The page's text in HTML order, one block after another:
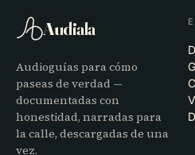
Audiala
Audioguías para cómo
paseas de verdad —
documentadas con
honestidad, narradas para
la calle, descargadas de una
vez.